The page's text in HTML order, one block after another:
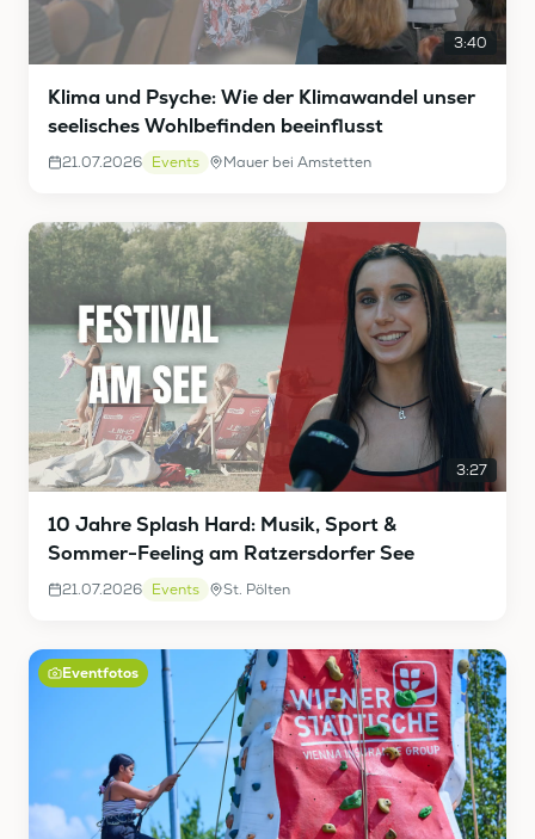
3:40
Klima und Psyche: Wie der Klimawandel unser
seelisches Wohlbefinden beeinflusst
21.07.2026 Events Mauer bei Amstetten
3:27
10 Jahre Splash Hard: Musik, Sport &
Sommer-Feeling am Ratzersdorfer See
21.07.2026 Events St. Pölten
Eventfotos